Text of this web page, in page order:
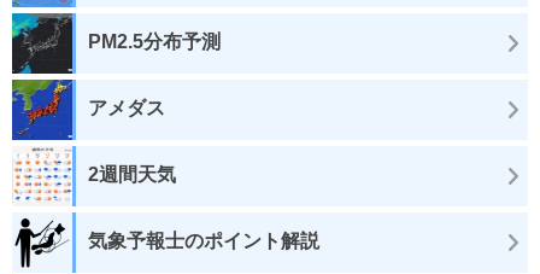
PM2.5分布予測
アメダス
2週間天気
気象予報士のポイント解説